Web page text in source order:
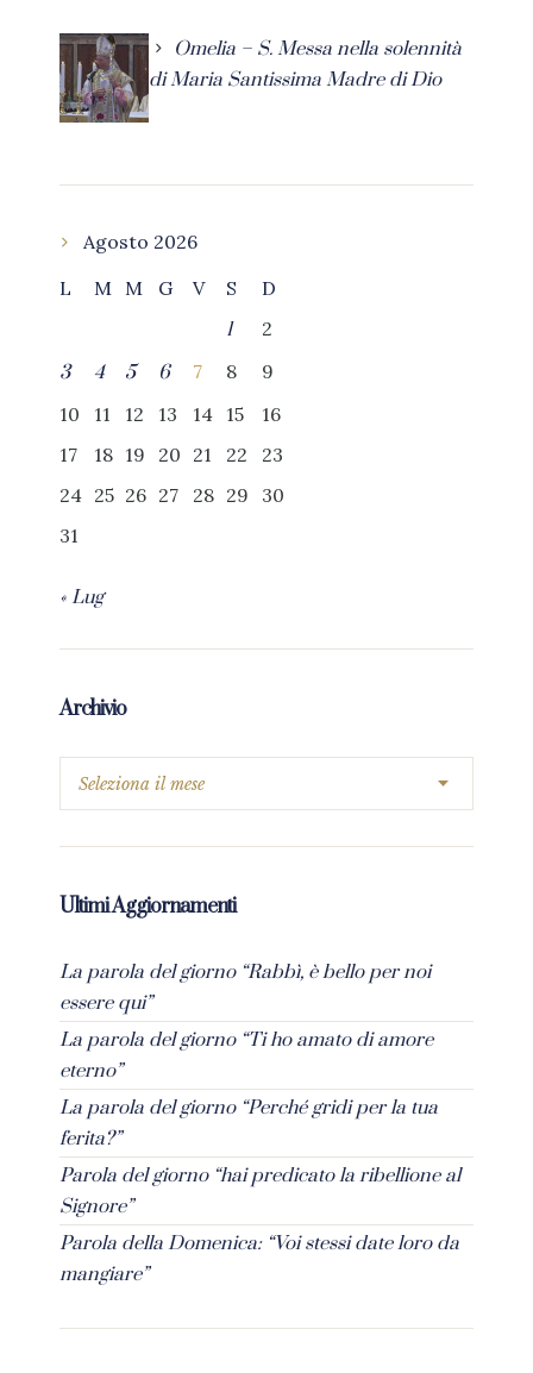
Omelia – S. Messa nella solennità
di Maria Santissima Madre di Dio
Agosto 2026
L
M M G V S
D
1
2
3
4 5 6 7 8
9
10
11 12 13 14 15
16
17
18 19 20 21 22
23
24 25 26 27 28 29
30
31
« Lug
Archivio
Ultimi Aggiornamenti
La parola del giorno “Rabbì, è bello per noi
essere qui”
La parola del giorno “Ti ho amato di amore
eterno”
La parola del giorno “Perché gridi per la tua
ferita?”
Parola del giorno “hai predicato la ribellione al
Signore”
Parola della Domenica: “Voi stessi date loro da
mangiare”